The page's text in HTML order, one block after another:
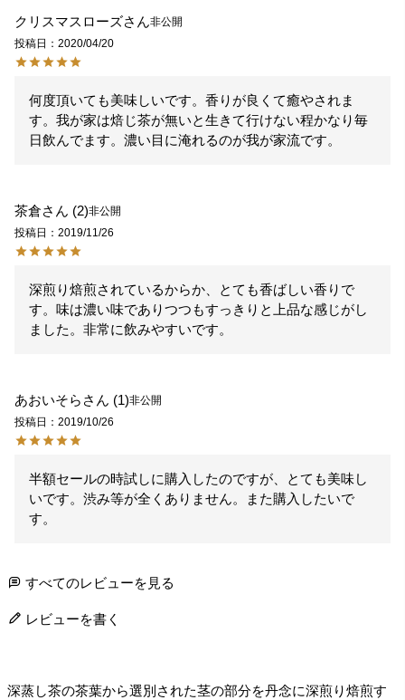
クリスマスローズ
非公開
投稿日
2020/04/20
何度頂いても美味しいです。香りが良くて癒やされま
す。我が家は焙じ茶が無いと生きて行けない程かなり毎
日飲んでます。濃い目に淹れるのが我が家流です。
茶倉 2 非公開
投稿日
2019/11/26
深煎り焙煎されているからか、とても香ばしい香りで
す。味は濃い味でありつつもすっきりと上品な感じがし
あおいそら 1 非公開
投稿日
2019/10/26
半額セールの時試しに購入したのですが、とても美味し
いです。渋み等が全くありません。また購入したいで
す。
すべてのレビューを見る
レビューを書く
深蒸し茶の茶葉から選別された茎の部分を丹念に深煎り焙煎す